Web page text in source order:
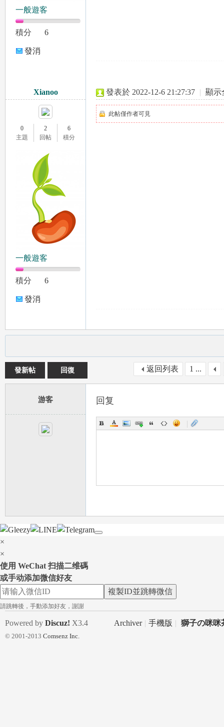
型
一般遊客
積分 6
發消
Xianoo
0
主題
2
回帖
6
積分
一般遊客
積分 6
發消
發表於 2022-12-6 21:27:37 | 顯示
此帖僅作者可見
1 ...
返回列表
發新帖 回復
游客 回复
|
×
×
使用 WeChat 扫描二维碼
或手动添加微信好友
複製ID並跳轉微信
請跳轉後，手動添加好友，謝謝
Archiver | 手機版 | 獅子の咪咪
Powered by Discuz! X3.4
© 2001-2013 Comsenz Inc.